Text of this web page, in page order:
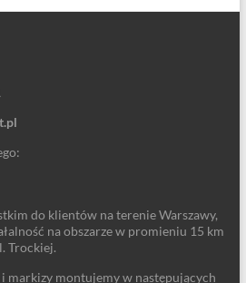
do klientów na terenie Warszawy,
na obszarze w promieniu 15 km
Trockiej.
markizy montujemy w następujących